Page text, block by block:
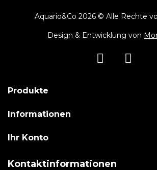
Aquario&Co 2026 © Alle Rechte
Design & Entwicklung von
Produkte
Informationen
Ihr Konto
Kontaktinformationen